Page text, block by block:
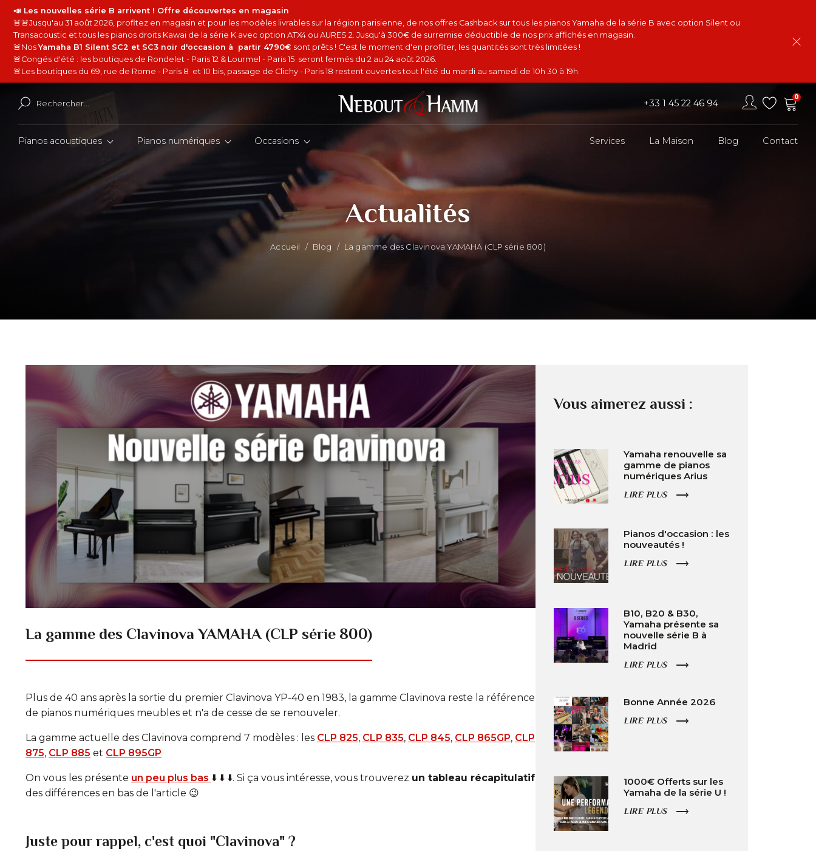
📣 Les nouvelles série B arrivent ! Offre découvertes en magasin
🚨🚨Jusqu'au 31 août 2026, profitez en magasin et pour les modèles livrables sur la région parisienne, de nos offres Cashback sur tous les pianos Yamaha de la série B avec option Silent ou
Transacoustic et tous les pianos droits Kawai de la série K avec option ATX4 ou AURES 2. Jusqu'à 300€ de surremise déductible de nos prix affichés en magasin.
🚨NosYamaha B1 Silent SC2 et SC3 noir d'occasion à partir 4790€ sont prêts ! C'est le moment d'en profiter, les quantités sont très limitées !
🚨Congés d'été : les boutiques de Rondelet - Paris 12 & Lourmel - Paris 15 seront fermés du 2 au 24 août 2026.
🚨Les boutiques du 69, rue de Rome - Paris 8 et 10 bis, passage de Clichy - Paris 18 restent ouvertes tout l'été du mardi au samedi de 10h 30 à 19h.
+33 1 45 22 46 94
0
Pianos acoustiques Pianos numériques Occasions Services La Maison Blog Contact
Actualités
Accueil / Blog / La gamme des Clavinova YAMAHA (CLP série 800)
La gamme des Clavinova YAMAHA (CLP série 800)
Plus de 40 ans après la sortie du premier Clavinova YP-40 en 1983, la gamme Clavinova reste la référence
de pianos numériques meubles et n'a de cesse de se renouveler.
La gamme actuelle des Clavinova comprend 7 modèles : les CLP 825, CLP 835, CLP 845, CLP 865GP, CLP
875, CLP 885 et CLP 895GP
On vous les présente un peu plus bas ⬇️ ⬇️ ⬇️. Si ça vous intéresse, vous trouverez un tableau récapitulatif
des différences en bas de l'article 😉
Juste pour rappel, c'est quoi "Clavinova" ?
Vous aimerez aussi :
Yamaha renouvelle sa
gamme de pianos
numériques Arius
LIRE PLUS
Pianos d'occasion : les
nouveautés !
LIRE PLUS
B10, B20 & B30,
Yamaha présente sa
nouvelle série B à
Madrid
LIRE PLUS
Bonne Année 2026
LIRE PLUS
1000€ Offerts sur les
Yamaha de la série U !
LIRE PLUS